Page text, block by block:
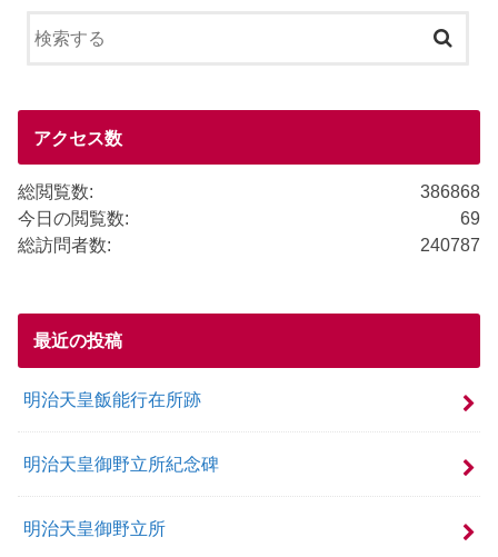
o
アクセス数
386868
総閲覧数:
69
今日の閲覧数:
240787
総訪問者数:
最近の投稿
明治天皇飯能行在所跡
明治天皇御野立所紀念碑
明治天皇御野立所